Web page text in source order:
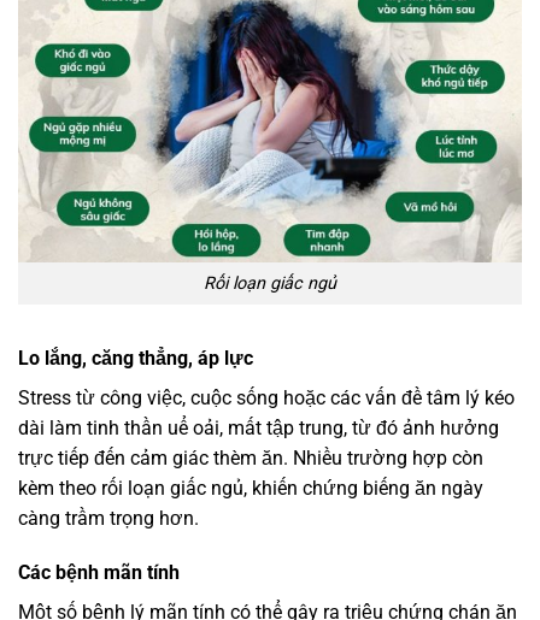
Rối loạn giấc ngủ
Lo lắng, căng thẳng, áp lực
Stress từ công việc, cuộc sống hoặc các vấn đề tâm lý kéo
dài làm tinh thần uể oải, mất tập trung, từ đó ảnh hưởng
trực tiếp đến cảm giác thèm ăn. Nhiều trường hợp còn
kèm theo rối loạn giấc ngủ, khiến chứng biếng ăn ngày
càng trầm trọng hơn.
Các bệnh mãn tính
Một số bệnh lý mãn tính có thể gây ra triệu chứng chán ăn